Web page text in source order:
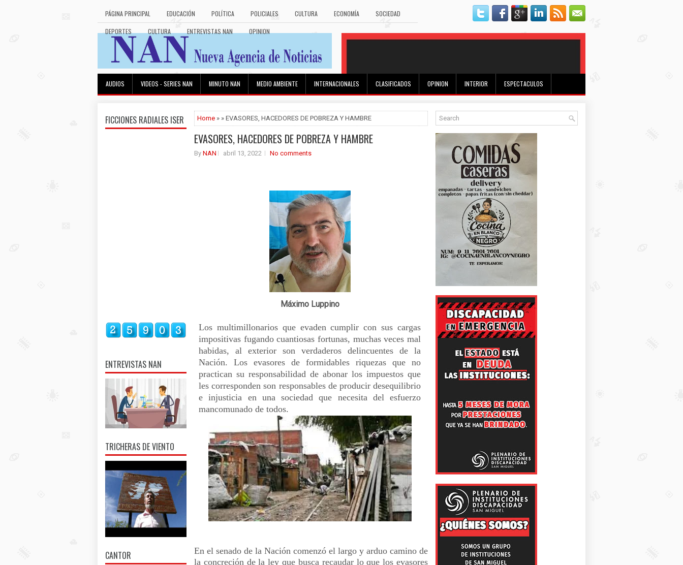
PÁGINA PRINCIPAL EDUCACIÓN POLÍTICA POLICIALES CULTURA ECONOMÍA SOCIEDAD
DEPORTES CULTURA ENTREVISTAS NAN OPINION
AUDIOS VIDEOS - SERIES NAN MINUTO NAN MEDIO AMBIENTE INTERNACIONALES CLASIFICADOS OPINION INTERIOR ESPECTACULOS
FICCIONES RADIALES ISER
ENTREVISTAS NAN
TRICHERAS DE VIENTO
CANTOR
Home » » EVASORES, HACEDORES DE POBREZA Y HAMBRE
EVASORES, HACEDORES DE POBREZA Y HAMBRE
By NAN abril 13, 2022 No comments
Máximo Luppino
Los multimillonarios que evaden cumplir con sus cargas
impositivas fugando cuantiosas fortunas, muchas veces mal
habidas, al exterior son verdaderos delincuentes de la
Nación. Los evasores de formidables riquezas que no
practican su responsabilidad de abonar los impuestos que
les corresponden son responsables de producir desequilibrio
e injusticia en una sociedad que necesita del esfuerzo
mancomunado de todos.
En el senado de la Nación comenzó el largo y arduo camino de
la concreción de la ley que busca recaudar lo que los evasores